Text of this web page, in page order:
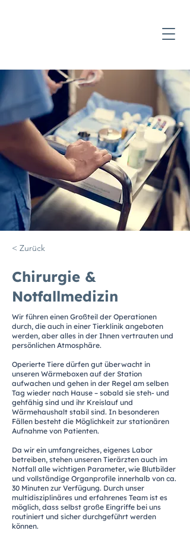
< Zurück
Chirurgie &
Notfallmedizin
Wir führen einen Großteil der Operationen
durch, die auch in einer Tierklinik angeboten
werden, aber alles in der Ihnen vertrauten und
persönlichen Atmosphäre.
Operierte Tiere dürfen gut überwacht in
unseren Wärmeboxen auf der Station
aufwachen und gehen in der Regel am selben
Tag wieder nach Hause – sobald sie steh- und
gehfähig sind und ihr Kreislauf und
Wärmehaushalt stabil sind. In besonderen
Fällen besteht die Möglichkeit zur stationären
Aufnahme von Patienten.
Da wir ein umfangreiches, eigenes Labor
betreiben, stehen unseren Tierärzten auch im
Notfall alle wichtigen Parameter, wie Blutbilder
und vollständige Organprofile innerhalb von ca.
30 Minuten zur Verfügung. Durch unser
multidisziplinäres und erfahrenes Team ist es
möglich, dass selbst große Eingriffe bei uns
routiniert und sicher durchgeführt werden
können.